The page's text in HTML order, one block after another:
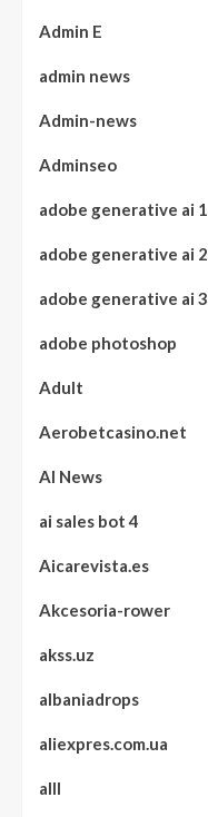
Admin E
admin news
Admin-news
Adminseo
adobe generative ai 1
adobe generative ai 2
adobe generative ai 3
adobe photoshop
Adult
Aerobetcasino.net
AI News
ai sales bot 4
Aicarevista.es
Akcesoria-rower
akss.uz
albaniadrops
aliexpres.com.ua
alll